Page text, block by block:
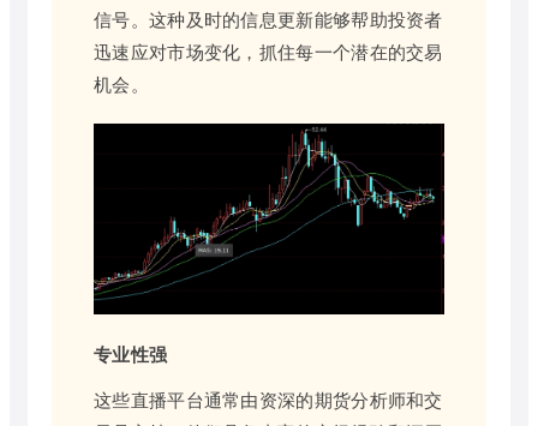
信号。这种及时的信息更新能够帮助投资者
迅速应对市场变化，抓住每一个潜在的交易
机会。
专业性强
这些直播平台通常由资深的期货分析师和交